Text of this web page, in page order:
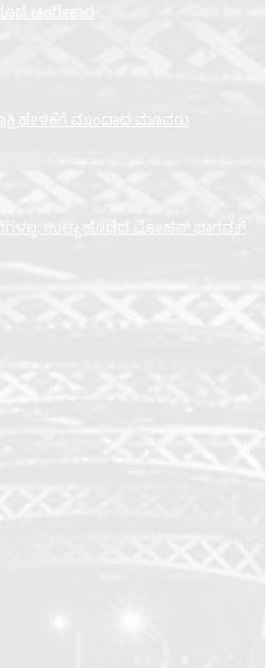
ಅಂಗೀಕಾರ
ಹೇಳಿಕೆಗೆ ಮುಂದಾದ ಮೂವರು
ಉಲ್ಟಾ ಹೊಡೆದ ಮೋಹನ್ ಭಾಗವತ್